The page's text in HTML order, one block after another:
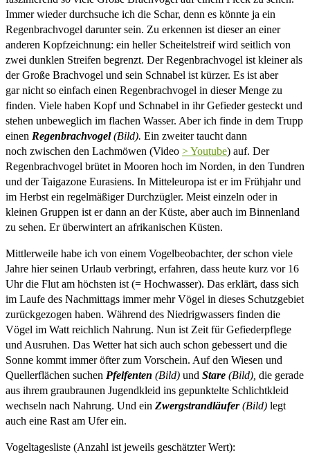
Immer wieder durchsuche ich die Schar, denn es könnte ja ein
Regenbrachvogel darunter sein. Zu erkennen ist dieser an einer
anderen Kopfzeichnung: ein heller Scheitelstreif wird seitlich von
zwei dunklen Streifen begrenzt. Der Regenbrachvogel ist kleiner als
der Große Brachvogel und sein Schnabel ist kürzer. Es ist aber
gar nicht so einfach einen Regenbrachvogel in dieser Menge zu
finden. Viele haben Kopf und Schnabel in ihr Gefieder gesteckt und
stehen unbeweglich im flachen Wasser. Aber ich finde in dem Trupp
einen Regenbrachvogel(Bild). Ein zweiter taucht dann
noch zwischen den Lachmöwen (Video > Youtube) auf. Der
Regenbrachvogel brütet in Mooren hoch im Norden, in den Tundren
und der Taigazone Eurasiens. In Mitteleuropa ist er im Frühjahr und
im Herbst ein regelmäßiger Durchzügler. Meist einzeln oder in
kleinen Gruppen ist er dann an der Küste, aber auch im Binnenland
zu sehen. Er überwintert an afrikanischen Küsten.
Mittlerweile habe ich von einem Vogelbeobachter, der schon viele
Jahre hier seinen Urlaub verbringt, erfahren, dass heute kurz vor 16
Uhr die Flut am höchsten ist (= Hochwasser). Das erklärt, dass sich
im Laufe des Nachmittags immer mehr Vögel in dieses Schutzgebiet
zurückgezogen haben. Während des Niedrigwassers finden die
Vögel im Watt reichlich Nahrung. Nun ist Zeit für Gefiederpflege
und Ausruhen. Das Wetter hat sich auch schon gebessert und die
Sonne kommt immer öfter zum Vorschein. Auf den Wiesen und
Quellerflächen suchen Pfeifenten (Bild) und Stare (Bild), die gerade
aus ihrem graubraunen Jugendkleid ins gepunktelte Schlichtkleid
wechseln nach Nahrung. Und ein Zwergstrandläufer(Bild) legt
auch eine Rast am Ufer ein.
Vogeltagesliste (Anzahl ist jeweils geschätzter Wert):